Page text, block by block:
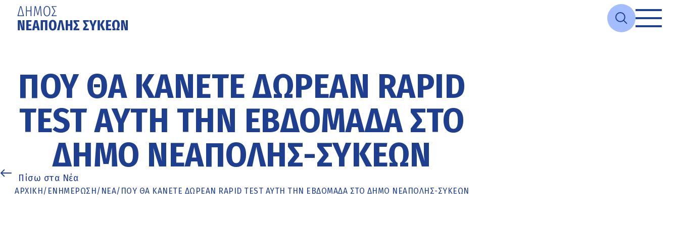
περιεχόμενο
ΠΟΎ ΘΑ ΚΆΝΕΤΕ ΔΩΡΕΆΝ RAPID
TEST ΑΥΤΉ ΤΗΝ ΕΒΔΟΜΆΔΑ ΣΤΟ
ΔΉΜΟ ΝΕΆΠΟΛΗΣ-ΣΥΚΕΏΝ
Πίσω στα Νέα
ΑΡΧΙΚΉ/ ΕΝΗΜΈΡΩΣΗ/ ΝΕΑ/ ΠΟΎ ΘΑ ΚΆΝΕΤΕ ΔΩΡΕΆΝ RAPID TEST ΑΥΤΉ ΤΗΝ ΕΒΔΟΜΆΔΑ ΣΤΟ ΔΉΜΟ ΝΕΆΠΟΛΗΣ-ΣΥΚΕΏΝ